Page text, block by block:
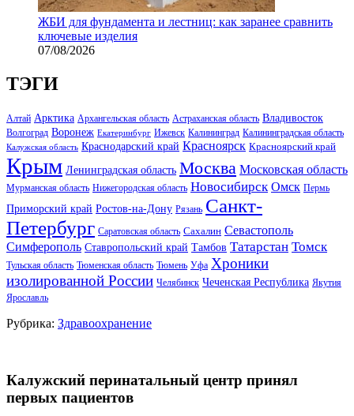
ЖБИ для фундамента и лестниц: как заранее сравнить
ключевые изделия
07/08/2026
ТЭГИ
Алтай Арктика Архангельская область Астраханская область Владивосток
Волгоград Воронеж Екатеринбург Ижевск Калининград Калининградская область
Калужская область Краснодарский край Красноярск Красноярский край
Крым Ленинградская область Москва Московская область
Мурманская область Нижегородская область Новосибирск Омск Пермь
Приморский край Ростов-на-Дону Рязань Санкт-
Петербург Саратовская область Сахалин Севастополь
Симферополь Ставропольский край Тамбов Татарстан Томск
Тульская область Тюменская область Тюмень Уфа Хроники
изолированной России Челябинск Чеченская Республика Якутия
Ярославль
Рубрика: Здравоохранение
Калужский перинатальный центр принял
первых пациентов